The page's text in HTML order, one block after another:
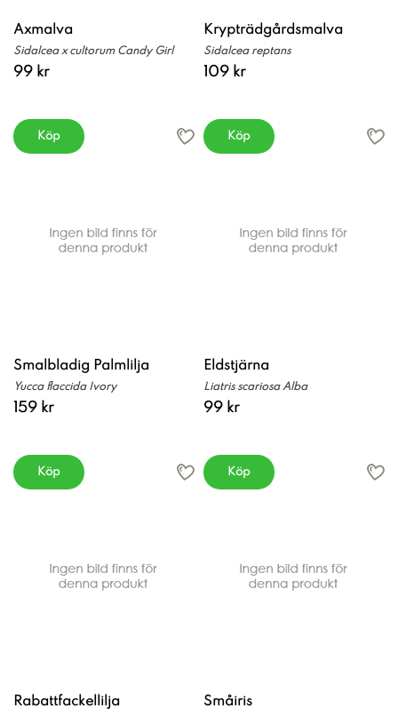
Axmalva
Sidalcea x cultorum Candy Girl
99 kr
Köp
Krypträdgårdsmalva
Sidalcea reptans
109 kr
Köp
Smalbladig Palmlilja
Yucca flaccida Ivory
159 kr
Köp
Eldstjärna
Liatris scariosa Alba
99 kr
Köp
Rabattfackellilja Småiris